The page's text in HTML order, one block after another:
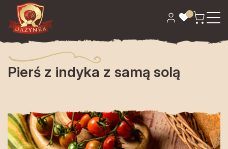
Strona główna
Pierś z indyka z samą solą